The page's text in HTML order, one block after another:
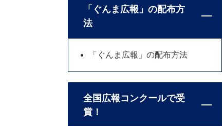
「ぐんま広報」の配布方
法
「ぐんま広報」の配布方法
全国広報コンクールで受
賞！